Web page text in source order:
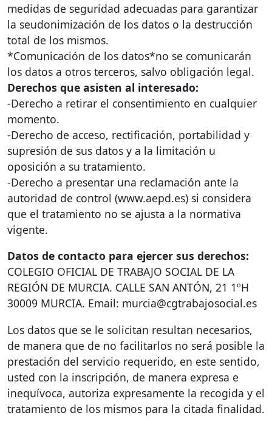
medidas de seguridad adecuadas para garantizar
la seudonimización de los datos o la destrucción
total de los mismos.
*Comunicación de los datos*no se comunicarán
los datos a otros terceros, salvo obligación legal.
Derechos que asisten al interesado:
-Derecho a retirar el consentimiento en cualquier
momento.
-Derecho de acceso, rectificación, portabilidad y
supresión de sus datos y a la limitación u
oposición a su tratamiento.
-Derecho a presentar una reclamación ante la
autoridad de control (www.aepd.es) si considera
que el tratamiento no se ajusta a la normativa
vigente.
Datos de contacto para ejercer sus derechos:
COLEGIO OFICIAL DE TRABAJO SOCIAL DE LA
REGIÓN DE MURCIA. CALLE SAN ANTÓN, 21 1ºH
30009 MURCIA. Email: murcia@cgtrabajosocial.es
Los datos que se le solicitan resultan necesarios,
de manera que de no facilitarlos no será posible la
prestación del servicio requerido, en este sentido,
usted con la inscripción, de manera expresa e
inequívoca, autoriza expresamente la recogida y el
tratamiento de los mismos para la citada finalidad.